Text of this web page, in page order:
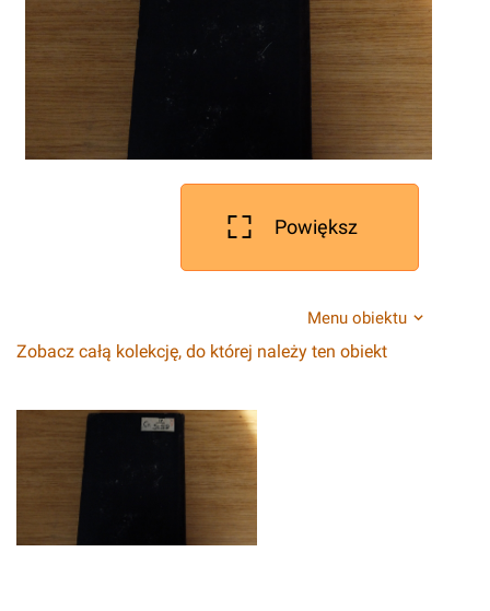
Powiększ
Menu obiektu
Zobacz całą kolekcję, do której należy ten obiekt